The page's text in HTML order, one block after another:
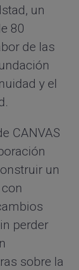
, un
80
de las
y el
CANVAS
un
perder
sobre la